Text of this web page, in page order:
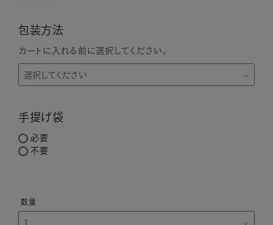
包装方法
カートに入れる前に選択してください。
手提げ袋
必要
不要